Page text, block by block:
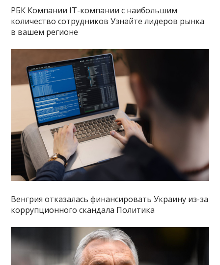
РБК Компании IT-компании с наибольшим
количество сотрудников Узнайте лидеров рынка
в вашем регионе
Венгрия отказалась финансировать Украину из-за
коррупционного скандала Политика